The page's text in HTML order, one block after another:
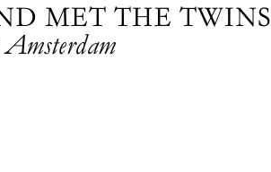
MET THE TWINS